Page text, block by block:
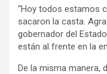
“Hoy todos estamos
sacaron la casta.
gobernador del
están al frente en la
De la misma manera,